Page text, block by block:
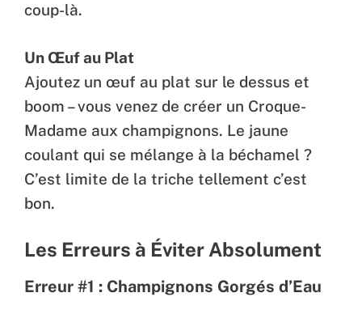
coup-là.
Un Œuf au Plat
Ajoutez un œuf au plat sur le dessus et
boom – vous venez de créer un Croque-
Madame aux champignons. Le jaune
coulant qui se mélange à la béchamel ?
C’est limite de la triche tellement c’est
bon.
Les Erreurs à Éviter Absolument
Erreur #1 : Champignons Gorgés d’Eau